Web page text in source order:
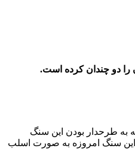
را دو چندان کرده است.
به طرحدار بودن این سنگ
این سنگ امروزه به صورت اسلب